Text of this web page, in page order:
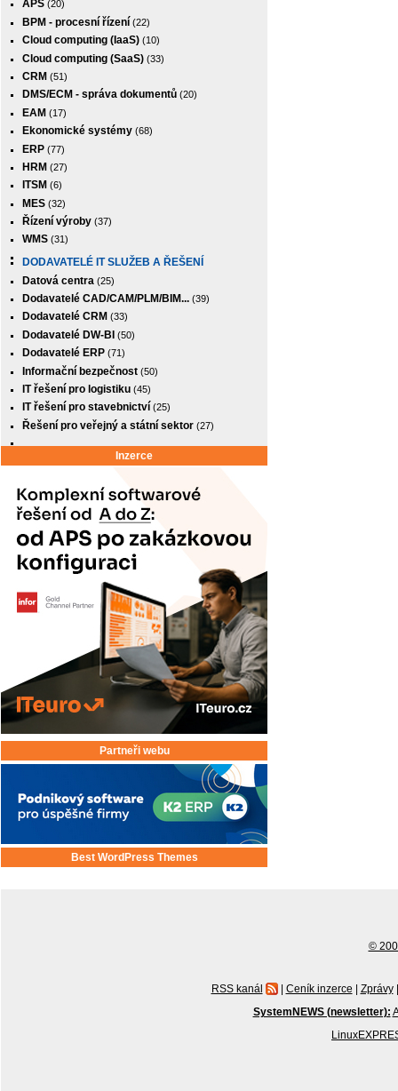
APS (20)
BPM - procesní řízení (22)
Cloud computing (IaaS) (10)
Cloud computing (SaaS) (33)
CRM (51)
DMS/ECM - správa dokumentů (20)
EAM (17)
Ekonomické systémy (68)
ERP (77)
HRM (27)
ITSM (6)
MES (32)
Řízení výroby (37)
WMS (31)
DODAVATELÉ IT SLUŽEB A ŘEŠENÍ
Datová centra (25)
Dodavatelé CAD/CAM/PLM/BIM... (39)
Dodavatelé CRM (33)
Dodavatelé DW-BI (50)
Dodavatelé ERP (71)
Informační bezpečnost (50)
IT řešení pro logistiku (45)
IT řešení pro stavebnictví (25)
Řešení pro veřejný a státní sektor (27)
Inzerce
Partneři webu
Best WordPress Themes
©
RSS kanál | Ceník inzerce | Zprávy |
SystemNEWS (newsletter):